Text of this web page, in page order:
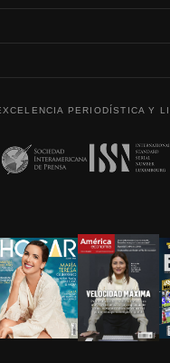
PERIODÍSTICA Y